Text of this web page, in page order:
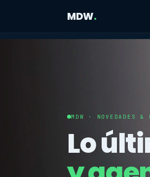
MDW.
MDW · NOVEDADES &
Lo